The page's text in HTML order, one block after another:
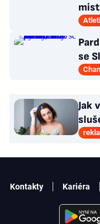
co
se
Jak
Kontakty Kariéra